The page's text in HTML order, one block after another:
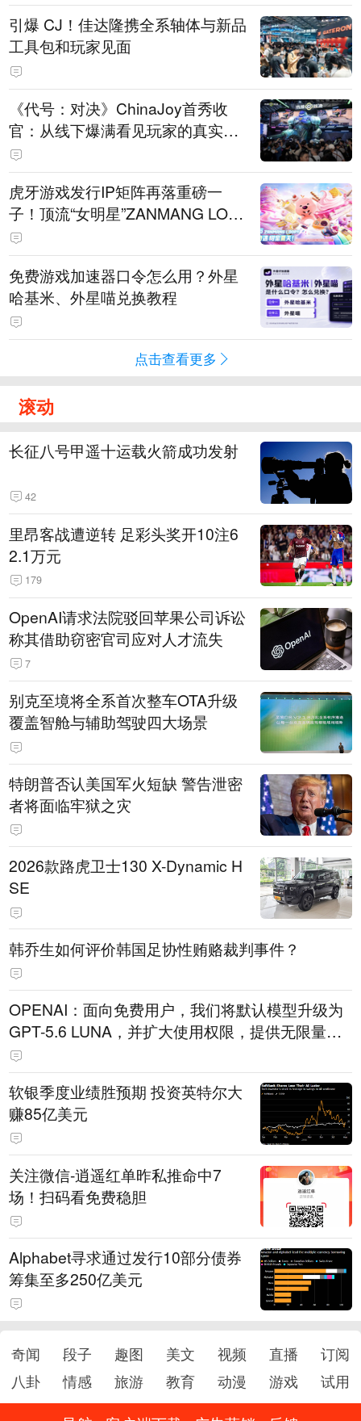
引爆 CJ！佳达隆携全系轴体与新品
工具包和玩家见面
《代号：对决》ChinaJoy首秀收
官：从线下爆满看见玩家的真实期
待
虎牙游戏发行IP矩阵再落重磅一
子！顶流“女明星”ZANMANG LOO
PY 正版3D消除手游《消消奇遇》
惊喜曝光
免费游戏加速器口令怎么用？外星
哈基米、外星喵兑换教程
点击查看更多
滚动
长征八号甲遥十运载火箭成功发射
42
里昂客战遭逆转 足彩头奖开10注6
2.1万元
179
OpenAI请求法院驳回苹果公司诉讼
称其借助窃密官司应对人才流失
7
别克至境将全系首次整车OTA升级
覆盖智舱与辅助驾驶四大场景
特朗普否认美国军火短缺 警告泄密
者将面临牢狱之灾
2026款路虎卫士130 X-Dynamic H
SE
韩乔生如何评价韩国足协性贿赂裁判事件？
OPENAI：面向免费用户，我们将默认模型升级为
GPT-5.6 LUNA，并扩大使用权限，提供无限量文
本聊天服务。
软银季度业绩胜预期 投资英特尔大
赚85亿美元
关注微信-逍遥红单昨私推命中7
场！扫码看免费稳胆
Alphabet寻求通过发行10部分债券
筹集至多250亿美元
奇闻 段子 趣图 美文 视频 直播
订阅
八卦
情感 旅游 教育 动漫 游戏 试用